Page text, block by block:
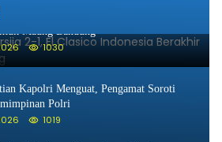
Persija 2-1, El Clasico Indonesia
Maung Bandung
1030
Kapolri Menguat, Pengamat Soroti
Polri
1019